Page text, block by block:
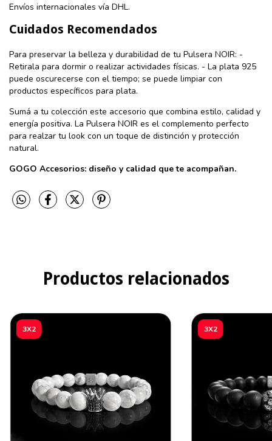
Envíos internacionales vía DHL.
Cuidados Recomendados
Para preservar la belleza y durabilidad de tu Pulsera NOIR: -
Retirala para dormir o realizar actividades físicas. - La plata 925
puede oscurecerse con el tiempo; se puede limpiar con
productos específicos para plata.
Sumá a tu colección este accesorio que combina estilo, calidad y
energía positiva. La Pulsera NOIR es el complemento perfecto
para realzar tu look con un toque de distinción y protección
natural.
GOGO Accesorios: diseño y calidad que te acompañan.
Productos relacionados
3X2 3X2